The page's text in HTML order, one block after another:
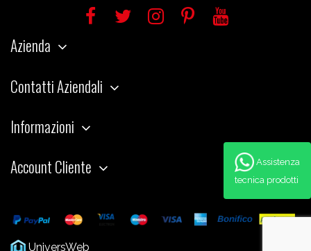
Azienda
Contatti Aziendali
Informazioni
Account Cliente
UniversWeb
Assistenza
tecnica prodotti